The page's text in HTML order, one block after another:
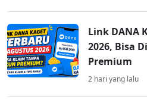
Link DANA
2026, Bisa
Premium
2 hari yang lalu